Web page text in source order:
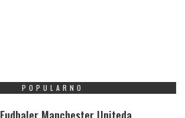
POPULARNO
Fudbaler Manchester Uniteda